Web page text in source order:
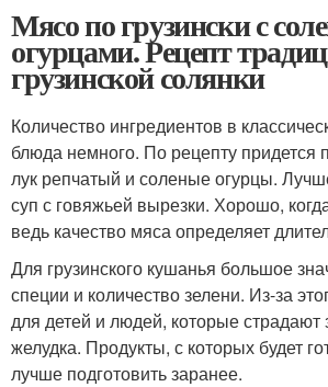
Мясо по грузински с
огурцами. Рецепт
грузинской солянки
Количество ингредиентов в
блюда немного. По рецепту придется
лук репчатый и соленые огурцы.
суп с говяжьей вырезки. Хорошо,
ведь качество мяса определяет
Для грузинского кушанья большое
специи и количество зелени. Из-за
для детей и людей, которые
желудка. Продукты, с которых будет
лучше подготовить заранее.